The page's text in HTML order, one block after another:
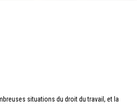
situations du droit du travail, et la